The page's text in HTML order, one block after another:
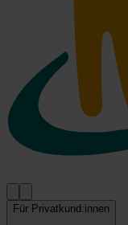
Für Privatkund:innen